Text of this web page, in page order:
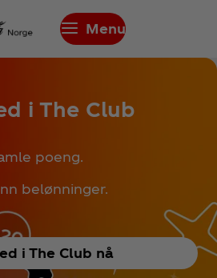
Menu
i The Club
poeng.
belønninger.
i The Club nå